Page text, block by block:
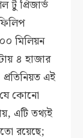
টু প্রিজার্ভ
মিলিয়ন
৪ হাজার
এই
যে কোনো
এটি তথ্যই
রয়েছে;